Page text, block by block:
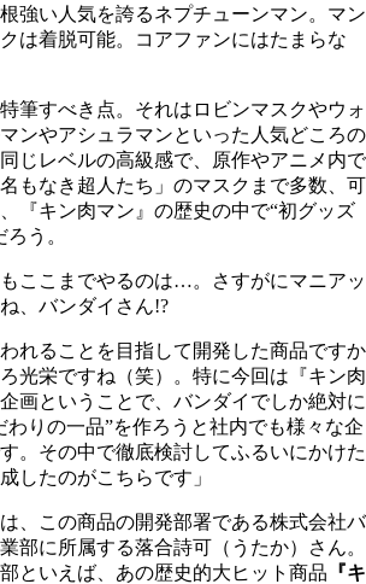
強い人気を誇るネプチューンマン。マン
は着脱可能。コアファンにはたまらな
筆すべき点。それはロビンマスクやウォ
ンやアシュラマンといった人気どころの
じレベルの高級感で、原作やアニメ内で
もなき超人たち」のマスクまで多数、可
『キン肉マン』の歴史の中で“初グッズ
う。
ここまでやるのは…。さすがにマニアッ
、バンダイさん!?
れることを目指して開発した商品ですか
光栄ですね（笑）。特に今回は『キン肉
画ということで、バンダイでしか絶対に
わりの一品”を作ろうと社内でも様々な企
。その中で徹底検討してふるいにかけた
したのがこちらです」
、この商品の開発部署である株式会社バ
部に所属する落合詩可（うたか）さん。
といえば、あの歴史的大ヒット商品 『キ